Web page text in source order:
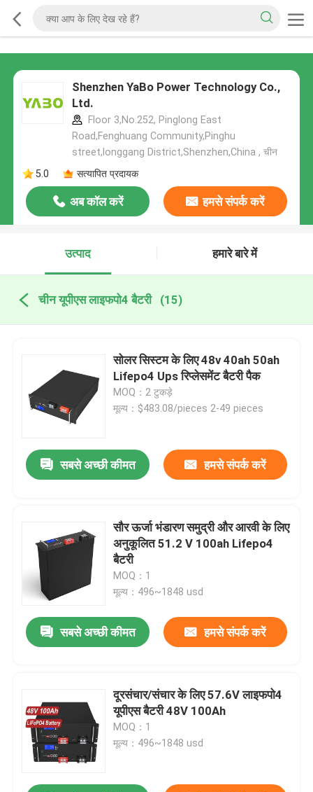
Shenzhen YaBo Power Technology Co.,
Ltd.
Floor 3,No.252, Pinglong East
Road,Fenghuang Community,Pinghu
street,longgang District,Shenzhen,China , चीन
5.0
सत्यापित प्रदायक
अब कॉल करें हमसे संपर्क करें
उत्पाद हमारे बारे में
चीन यूपीएस लाइफपो4 बैटरी (15)
सोलर सिस्टम के लिए 48v 40ah 50ah
Lifepo4 Ups रिप्लेसमेंट बैटरी पैक
MOQ：2 टुकड़े
मूल्य：$483.08/pieces 2-49 pieces
सबसे अच्छी कीमत हमसे संपर्क करें
सौर ऊर्जा भंडारण समुद्री और आरवी के लिए
अनुकूलित 51.2 V 100ah Lifepo4
बैटरी
MOQ：1
मूल्य：496~1848 usd
सबसे अच्छी कीमत हमसे संपर्क करें
दूरसंचार/संचार के लिए 57.6V लाइफपो4
यूपीएस बैटरी 48V 100Ah
MOQ：1
मूल्य：496~1848 usd